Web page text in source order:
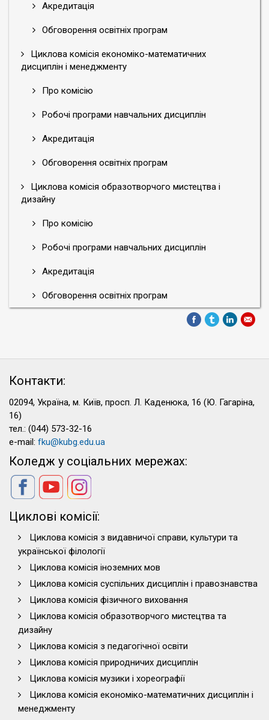
Акредитація
Обговорення освітніх програм
Циклова комісія економіко-математичних
дисциплін і менеджменту
Про комісію
Робочі програми навчальних дисциплін
Акредитація
Обговорення освітніх програм
Циклова комісія образотворчого мистецтва і
дизайну
Про комісію
Робочі програми навчальних дисциплін
Акредитація
Обговорення освітніх програм
Контакти:
02094, Україна, м. Київ, просп. Л. Каденюка, 16 (Ю. Гагаріна,
16)
тел.: (044) 573-32-16
e-mail: fku@kubg.edu.ua
Коледж у соціальних мережах:
Циклові комісії:
Циклова комісія з видавничої справи, культури та
української філології
Циклова комісія іноземних мов
Циклова комісія суспільних дисциплін і правознавства
Циклова комісія фізичного виховання
Циклова комісія образотворчого мистецтва та
дизайну
Циклова комісія з педагогічної освіти
Циклова комісія природничих дисциплін
Циклова комісія музики і хореографії
Циклова комісія економіко-математичних дисциплін і
менеджменту